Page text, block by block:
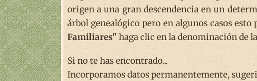
origen a una gran descendencia en un
árbol genealógico pero en algunos casos
Familiares" haga clic en la denominación de
Si no te has encontrado...
Incorporamos datos permanentemente,